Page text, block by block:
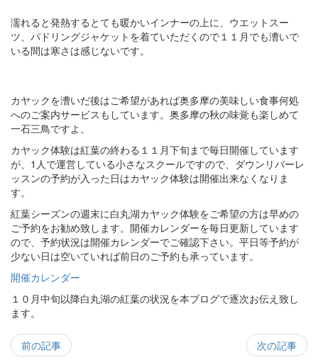
濡れると発熱するとても暖かいインナーの上に、ウエットスー
ツ、パドリングジャケットを着ていただくので１１月でも漕いで
いる間は寒さは感じないです。
カヤックを漕いだ後はご希望があれば奥多摩の美味しい食事何処
へのご案内サービスもしています。奥多摩の秋の味覚も楽しめて
一石三鳥ですよ。
カヤック体験は紅葉の終わる１１月下旬まで毎日開催しています
が、1人で運営している小さなスクールですので、ダウンリバーレ
ッスンの予約が入った日はカヤック体験は開催出来なくなりま
す。
紅葉シーズンの週末に白丸湖カヤック体験をご希望の方は早めの
ご予約をお勧め致します。開催カレンダーを毎日更新しています
ので、予約状況は開催カレンダーでご確認下さい。平日等予約が
少ない日は空いていれば前日のご予約も承っています。
開催カレンダー
１０月中旬以降白丸湖の紅葉の状況を本ブログで逐次お伝え致し
ます。
前の記事 次の記事